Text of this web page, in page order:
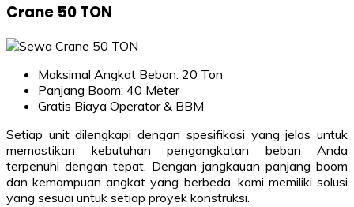
Crane 50 TON
Maksimal Angkat Beban: 20 Ton
Panjang Boom: 40 Meter
Gratis Biaya Operator & BBM
Setiap unit dilengkapi dengan spesifikasi yang jelas untuk
memastikan kebutuhan pengangkatan beban Anda
terpenuhi dengan tepat. Dengan jangkauan panjang boom
dan kemampuan angkat yang berbeda, kami memiliki solusi
yang sesuai untuk setiap proyek konstruksi.